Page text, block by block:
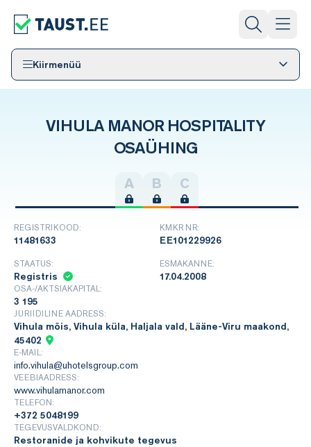
Kiirmenüü
VIHULA MANOR HOSPITALITY
OSAÜHING
A B C
REGISTRIKOOD:
11481633
KMKR NR:
EE101229926
STAATUS:
Registris
ESMAKANNE:
17.04.2008
OSA-/AKTSIAKAPITAL:
3 195
JURIIDILINE AADRESS:
Vihula mõis, Vihula küla, Haljala vald, Lääne-Viru maakond,
45402
E-MAIL:
info.vihula@uhotelsgroup.com
VEEBIAADRESS:
www.vihulamanor.com
TELEFON:
+372 5048199
TEGEVUSVALDKOND:
Restoranide ja kohvikute tegevus